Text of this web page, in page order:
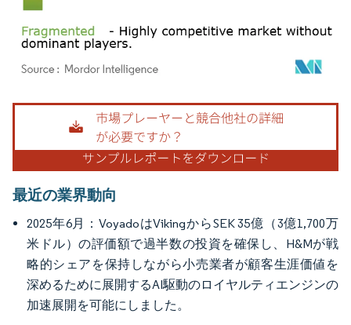
画像 © Mordor Intelligence。再利用にはCC BY 4.0の表示が必要です。
最近の業界動向
2025年6月：VoyadoはVikingからSEK 35億（3億1,700万
米ドル）の評価額で過半数の投資を確保し、H&Mが戦
略的シェアを保持しながら小売業者が顧客生涯価値を
深めるために展開するAI駆動のロイヤルティエンジンの
加速展開を可能にしました。